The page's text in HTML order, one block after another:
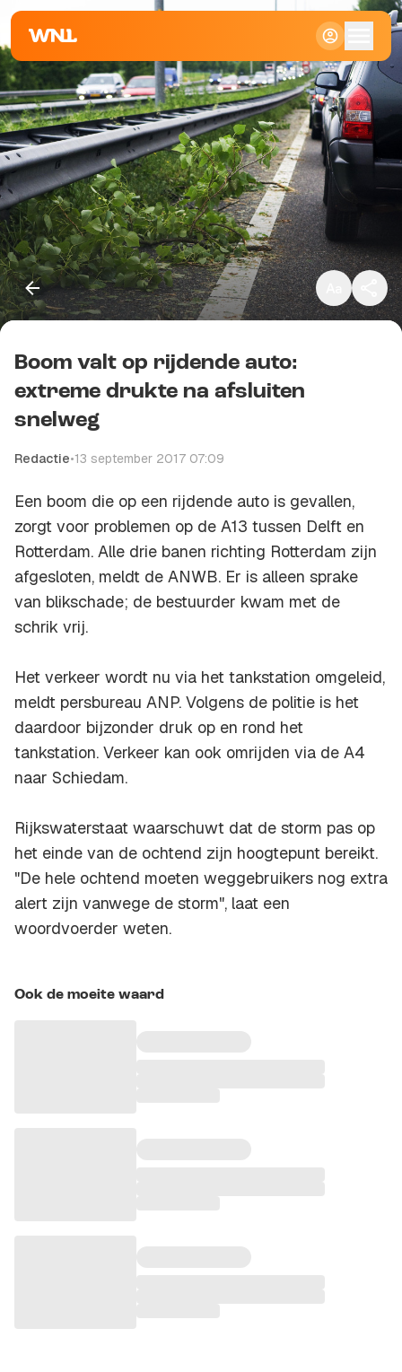
Klein
Standaard
Groot
Kopieer link
Boom valt op rijdende auto:
extreme drukte na afsluiten
snelweg
Redactie•13 september 2017 07:09
Een boom die op een rijdende auto is gevallen,
zorgt voor problemen op de A13 tussen Delft en
Rotterdam. Alle drie banen richting Rotterdam zijn
afgesloten, meldt de ANWB. Er is alleen sprake
van blikschade; de bestuurder kwam met de
schrik vrij.
Het verkeer wordt nu via het tankstation omgeleid,
meldt persbureau ANP. Volgens de politie is het
daardoor bijzonder druk op en rond het
tankstation. Verkeer kan ook omrijden via de A4
naar Schiedam.
Rijkswaterstaat waarschuwt dat de storm pas op
het einde van de ochtend zijn hoogtepunt bereikt.
"De hele ochtend moeten weggebruikers nog extra
alert zijn vanwege de storm", laat een
woordvoerder weten.
Ook de moeite waard